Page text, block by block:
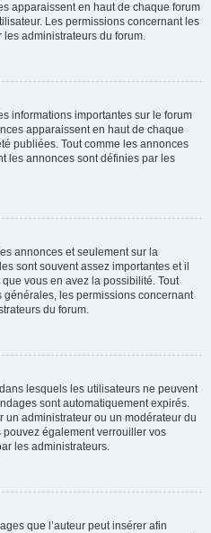
apparaissent en haut de chaque forum
Les permissions concernant les
administrateurs du forum.
informations importantes sur le forum
apparaissent en haut de chaque
publiées. Tout comme les annonces
les annonces sont définies par les
annonces et seulement sur la
sont souvent assez importantes et il
vous en avez la possibilité. Tout
les permissions concernant
du forum.
lesquels les utilisateurs ne peuvent
sont automatiquement expirés.
un administrateur ou un modérateur du
également verrouiller vos
les administrateurs.
que l’auteur peut insérer afin